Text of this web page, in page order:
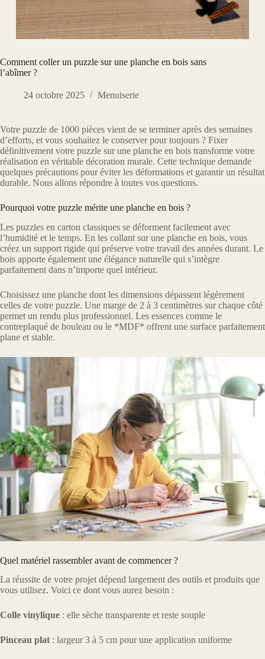
Comment coller un puzzle sur une planche en bois sans
l’abîmer ?
24 octobre 2025 Menuiserie
Votre puzzle de 1000 pièces vient de se terminer après des semaines
d’efforts, et vous souhaitez le conserver pour toujours ? Fixer
définitivement votre puzzle sur une planche en bois transforme votre
réalisation en véritable décoration murale. Cette technique demande
quelques précautions pour éviter les déformations et garantir un résultat
durable. Nous allons répondre à toutes vos questions.
Pourquoi votre puzzle mérite une planche en bois ?
Les puzzles en carton classiques se déforment facilement avec
l’humidité et le temps. En les collant sur une planche en bois, vous
créez un support rigide qui préserve votre travail des années durant. Le
bois apporte également une élégance naturelle qui s’intègre
parfaitement dans n’importe quel intérieur.
Choisissez une planche dont les dimensions dépassent légèrement
celles de votre puzzle. Une marge de 2 à 3 centimètres sur chaque côté
permet un rendu plus professionnel. Les essences comme le
contreplaqué de bouleau ou le *MDF* offrent une surface parfaitement
plane et stable.
Quel matériel rassembler avant de commencer ?
La réussite de votre projet dépend largement des outils et produits que
vous utilisez. Voici ce dont vous aurez besoin :
Colle vinylique : elle sèche transparente et reste souple
Pinceau plat: largeur 3 à 5 cm pour une application uniforme